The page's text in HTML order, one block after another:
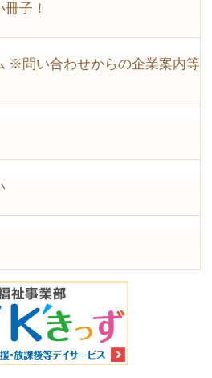
子！
※問い合わせからの企業案内等